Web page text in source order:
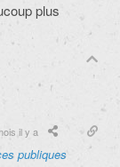
plus
il y a
publiques